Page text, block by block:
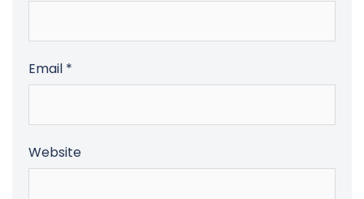
Email *
Website